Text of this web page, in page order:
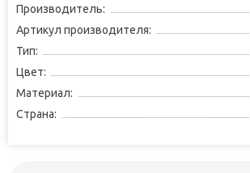
Производитель:
Артикул производителя:
Тип:
Цвет:
Материал:
Страна: